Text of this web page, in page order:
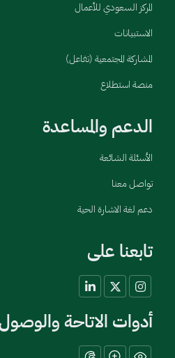
المركز السعودي للأعمال
الاستبيانات
المشاركة المجتمعية (تفاعل)
منصة استطلاع
الدعم والمساعدة
الأسئلة الشائعة
تواصل معنا
دعم لغة الاشارة الحية
تابعنا على
أدوات الاتاحة والوصول